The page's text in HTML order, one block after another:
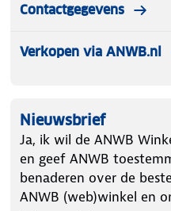
Contactgegevens
Verkopen via ANWB.nl
Nieuwsbrief
Ja, ik wil de ANWB
en geef ANWB
benaderen over de
ANWB (web)winkel en